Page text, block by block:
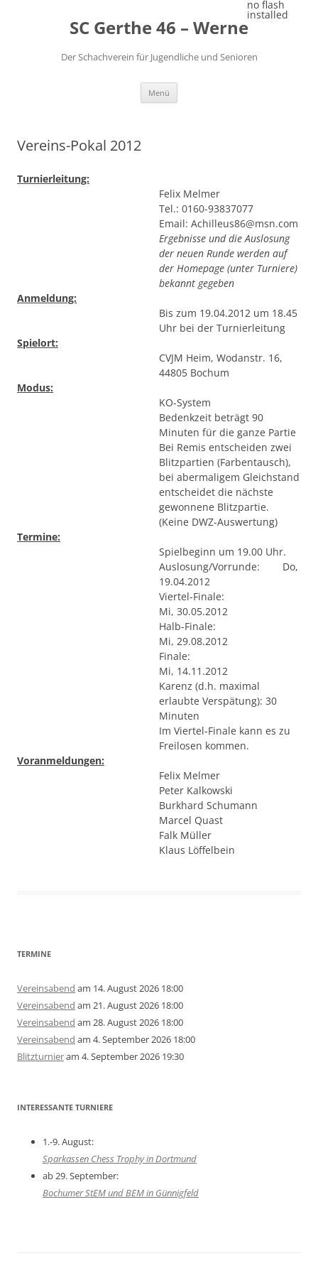
SC Gerthe 46 – Werne
Der Schachverein für Jugendliche und Senioren
Menü
Vereins-Pokal 2012
Turnierleitung:
Felix Melmer
Tel.: 0160-93837077
Email: Achilleus86@msn.com
Ergebnisse und die Auslosung
der neuen Runde werden auf
der Homepage (unter Turniere)
bekannt gegeben
Anmeldung:
Bis zum 19.04.2012 um 18.45
Uhr bei der Turnierleitung
Spielort:
CVJM Heim, Wodanstr. 16,
44805 Bochum
Modus:
KO-System
Bedenkzeit beträgt 90
Minuten für die ganze Partie
Bei Remis entscheiden zwei
Blitzpartien (Farbentausch),
bei abermaligem Gleichstand
entscheidet die nächste
gewonnene Blitzpartie.
(Keine DWZ-Auswertung)
Termine:
Spielbeginn um 19.00 Uhr.
Auslosung/Vorrunde: Do,
19.04.2012
Viertel-Finale:
Mi, 30.05.2012
Halb-Finale:
Mi, 29.08.2012
Finale:
Mi, 14.11.2012
Karenz (d.h. maximal
erlaubte Verspätung): 30
Minuten
Im Viertel-Finale kann es zu
Freilosen kommen.
Voranmeldungen:
Felix Melmer
Peter Kalkowski
Burkhard Schumann
Marcel Quast
Falk Müller
Klaus Löffelbein
TERMINE
Vereinsabend am 14. August 2026 18:00
Vereinsabend am 21. August 2026 18:00
Vereinsabend am 28. August 2026 18:00
Vereinsabend am 4. September 2026 18:00
Blitzturnieram 4. September 2026 19:30
INTERESSANTE TURNIERE
1.-9. August:
Sparkassen Chess Trophy in Dortmund
ab 29. September:
Bochumer StEM und BEM in Günnigfeld
no flash
installed